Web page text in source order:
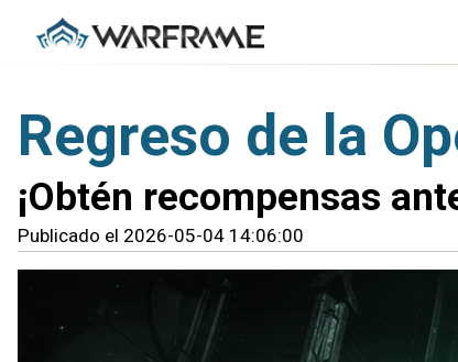
Regreso de la
¡Obtén recompensas
Publicado el 2026-05-04 14:06:00